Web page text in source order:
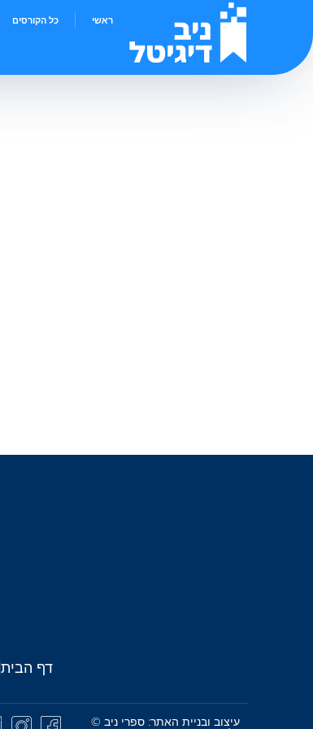
ראשי כל הקורסים
דף הבית
עיצוב ובניית האתר: ספרי ניב ©